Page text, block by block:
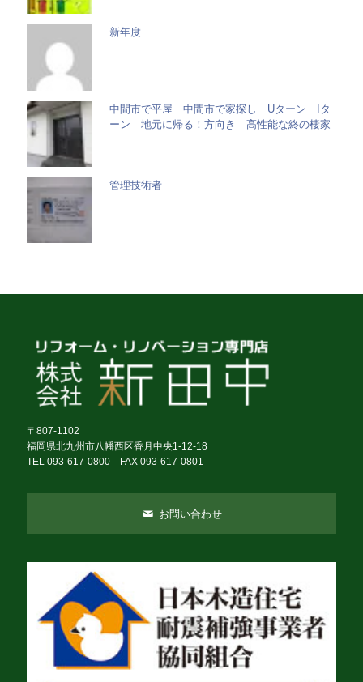
新年度
中間市で平屋 中間市で家探し Uターン Iタ
ーン 地元に帰る！方向き 高性能な終の棲家
管理技術者
〒807-1102
福岡県北九州市八幡西区香月中央1-12-18
TEL 093-617-0800 FAX 093-617-0801
お問い合わせ